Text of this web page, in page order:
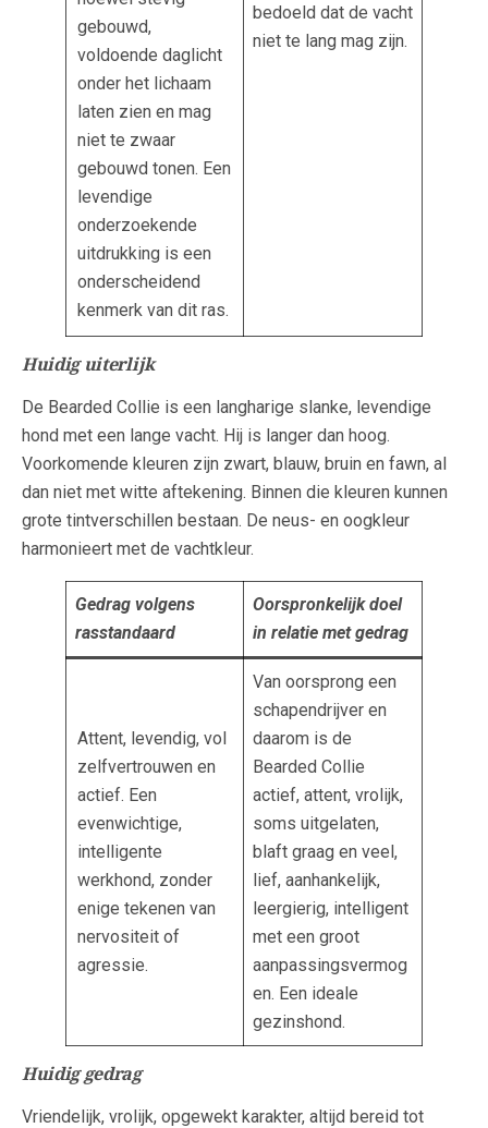
gebouwd,
voldoende daglicht
onder het lichaam
laten zien en mag
niet te zwaar
gebouwd tonen. Een
levendige
onderzoekende
uitdrukking is een
onderscheidend
kenmerk van dit ras.
bedoeld dat de vacht
niet te lang mag zijn.
Huidig uiterlijk
De Bearded Collie is een langharige slanke, levendige
hond met een lange vacht. Hij is langer dan hoog.
Voorkomende kleuren zijn zwart, blauw, bruin en fawn, al
dan niet met witte aftekening. Binnen die kleuren kunnen
grote tintverschillen bestaan. De neus- en oogkleur
harmonieert met de vachtkleur.
Gedrag volgens
rasstandaard
Oorspronkelijk doel
in relatie met gedrag
Attent, levendig, vol
zelfvertrouwen en
actief. Een
evenwichtige,
intelligente
werkhond, zonder
enige tekenen van
nervositeit of
agressie.
Van oorsprong een
schapendrijver en
daarom is de
Bearded Collie
actief, attent, vrolijk,
soms uitgelaten,
blaft graag en veel,
lief, aanhankelijk,
leergierig, intelligent
met een groot
aanpassingsvermog
en. Een ideale
gezinshond.
Huidig gedrag
Vriendelijk, vrolijk, opgewekt karakter, altijd bereid tot